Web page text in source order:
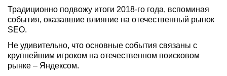
Традиционно подвожу итоги 2018-го года, вспоминая
события, оказавшие влияние на отечественный рынок
SEO.
Не удивительно, что основные события связаны с
крупнейшим игроком на отечественном поисковом
рынке – Яндексом.